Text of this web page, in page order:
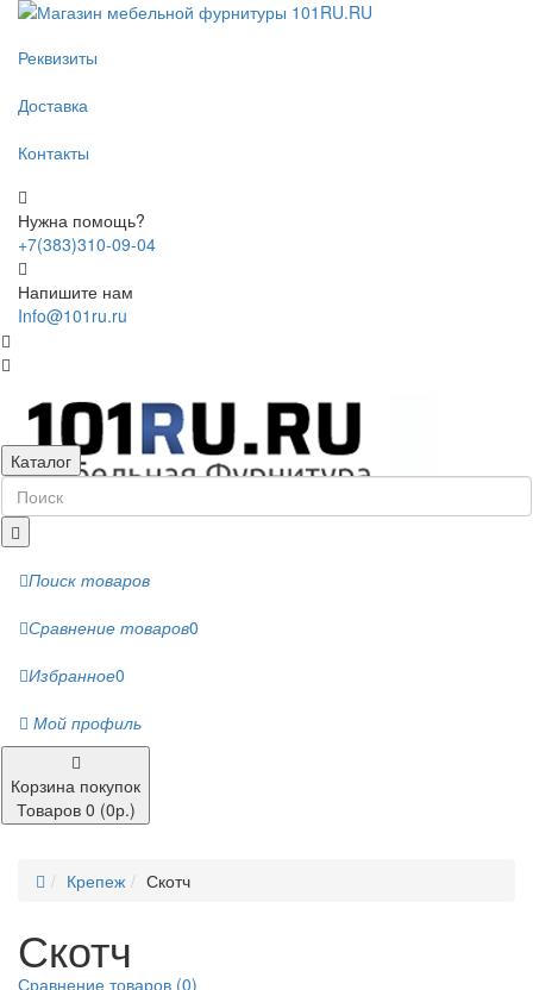
Реквизиты
Доставка
Контакты
Нужна помощь?
+7(383)310-09-04
Напишите нам
Info@101ru.ru
Каталог
Поиск товаров
Сравнение товаров0
Избранное0
Мой профиль
Корзина покупок
Товаров 0 (0р.)
Крепеж Скотч
Скотч
Сравнение товаров (0)